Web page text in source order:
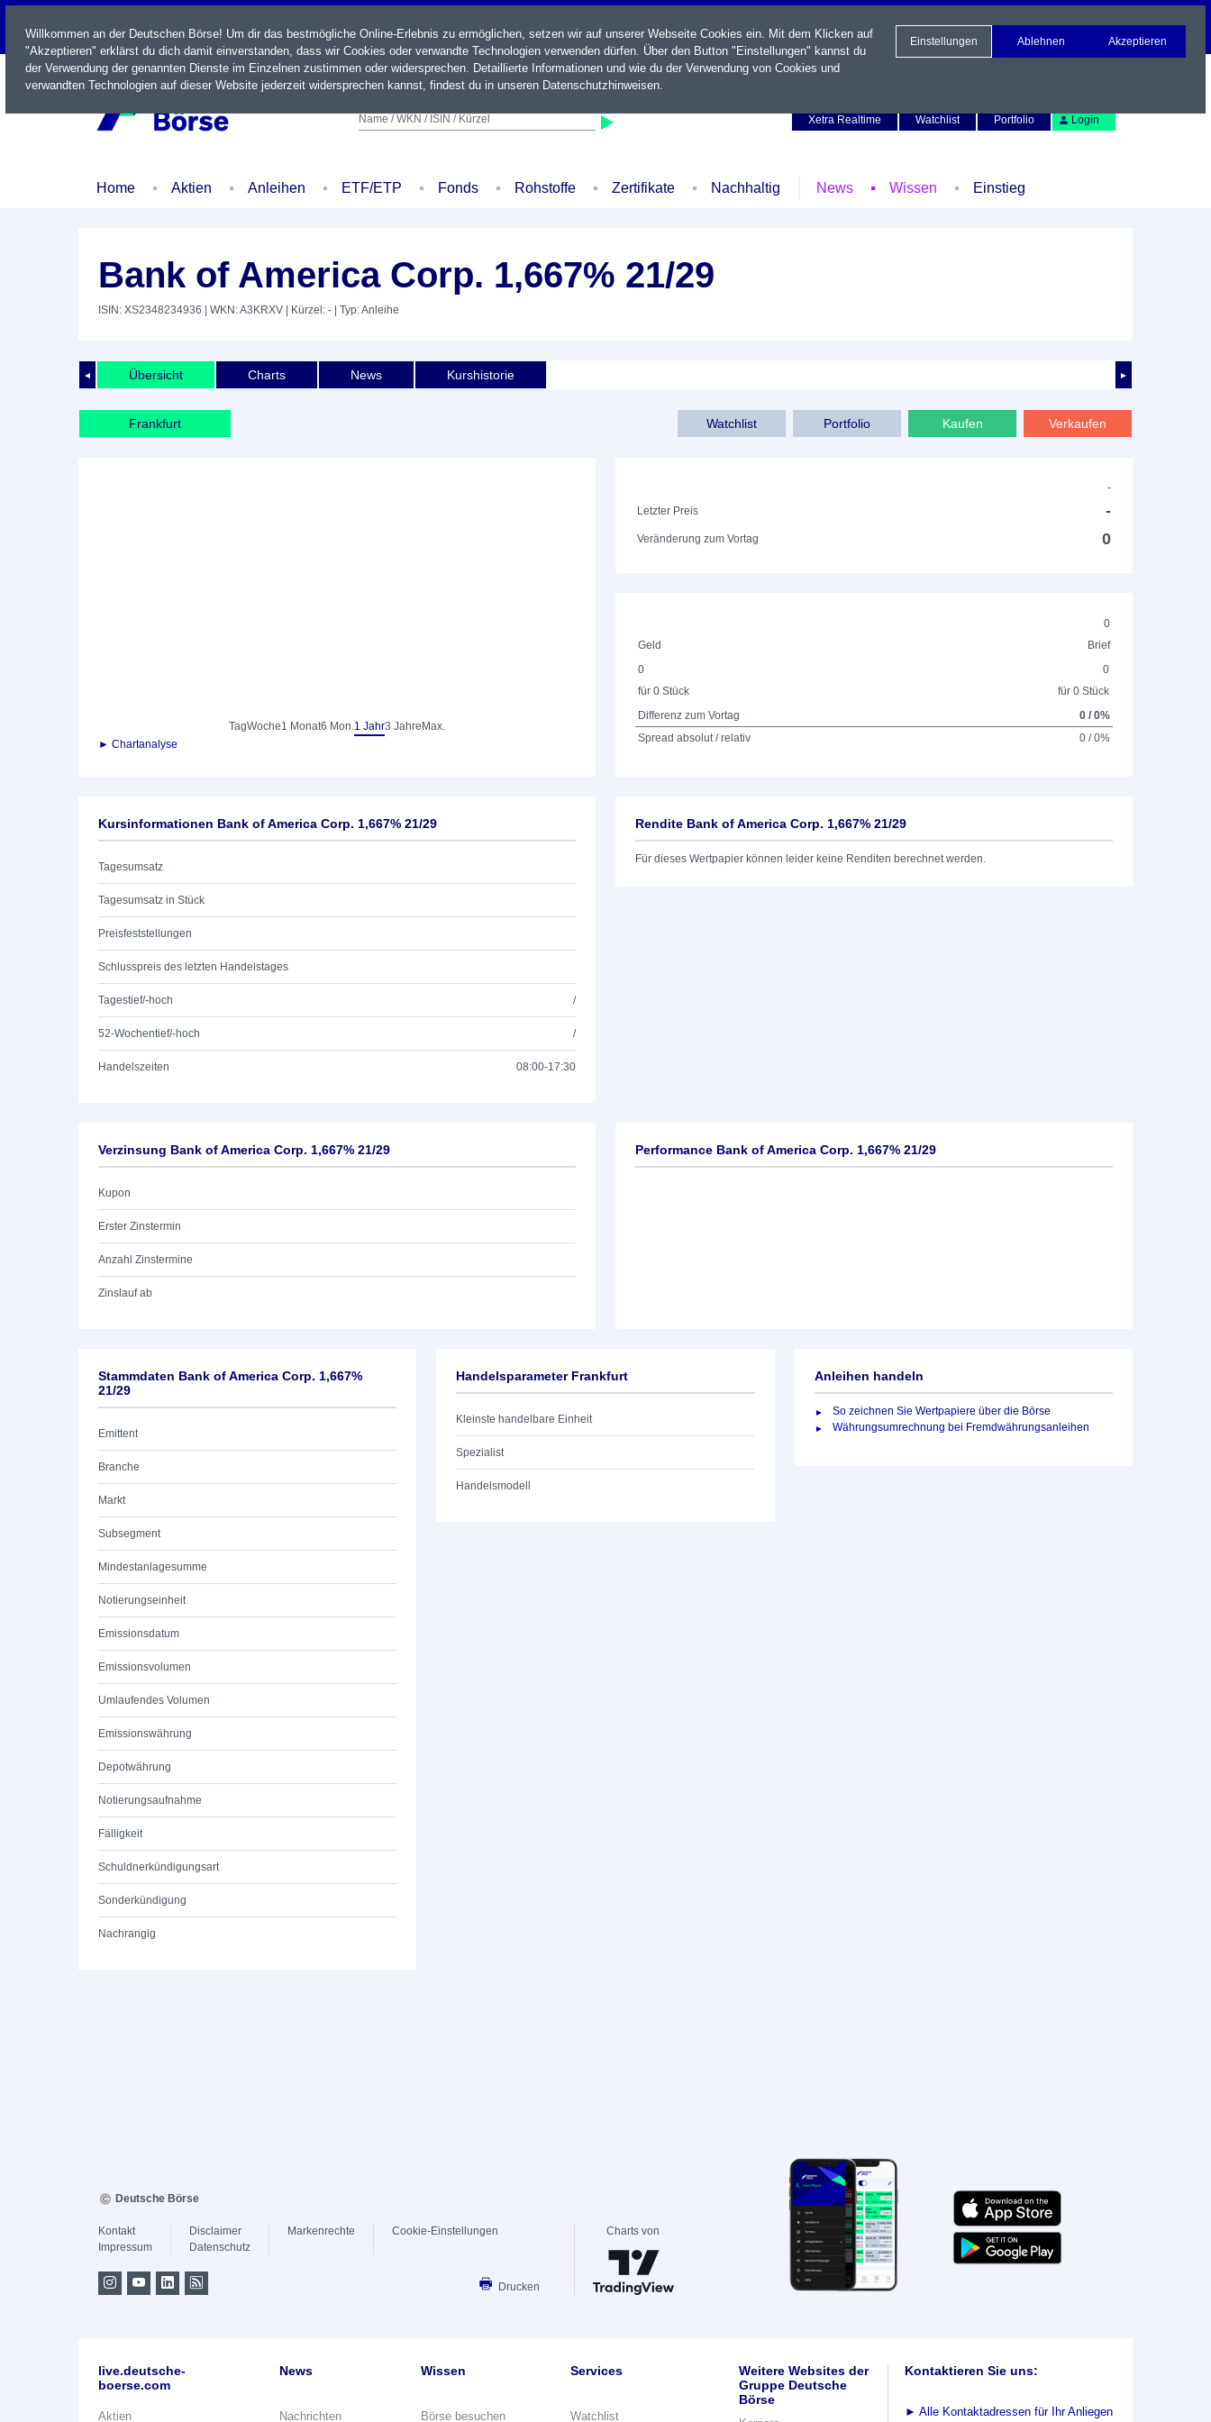
LIVE
Name / WKN / ISIN / Kürzel
Xetra Realtime
Watchlist Portfolio Login
Home Aktien Anleihen ETF/ETP Fonds Rohstoffe Zertifikate Nachhaltig News Wissen Einstieg
Bank of America Corp. 1,667% 21/29
ISIN: XS2348234936 | WKN: A3KRXV | Kürzel: - | Typ: Anleihe
◄ ►
Übersicht Charts News Kurshistorie
Frankfurt Verkaufen
Kaufen
Portfolio
Watchlist
TagWoche1 Monat6 Mon.1 Jahr3 Jahre Max.
► Chartanalyse
-
Letzter Preis
-
Veränderung zum Vortag 0
0
Geld
Brief
0
für 0 Stück
0
für 0 Stück
Differenz zum Vortag
0 / 0%
Spread absolut / relativ
0 / 0%
Kursinformationen Bank of America Corp. 1,667% 21/29
Tagesumsatz
Tagesumsatz in Stück
Preisfeststellungen
Schlusspreis des letzten Handelstages
Tagestief/-hoch /
52-Wochentief/-hoch /
Handelszeiten 08:00-17:30
Rendite Bank of America Corp. 1,667% 21/29
Für dieses Wertpapier können leider keine Renditen berechnet werden.
Verzinsung Bank of America Corp. 1,667% 21/29
Kupon
Erster Zinstermin
Anzahl Zinstermine
Zinslauf ab
Performance Bank of America Corp. 1,667% 21/29
Stammdaten Bank of America Corp. 1,667%
21/29
Emittent
Branche
Markt
Subsegment
Mindestanlagesumme
Notierungseinheit
Emissionsdatum
Emissionsvolumen
Umlaufendes Volumen
Emissionswährung
Depotwährung
Notierungsaufnahme
Fälligkeit
Schuldnerkündigungsart
Sonderkündigung
Nachrangig
Handelsparameter Frankfurt
Kleinste handelbare Einheit
Spezialist
Handelsmodell
Anleihen handeln
So zeichnen Sie Wertpapiere über die Börse
Währungsumrechnung bei Fremdwährungsanleihen
Willkommen an der Deutschen Börse! Um dir das bestmögliche Online-Erlebnis zu ermöglichen, setzen wir auf unserer Webseite Cookies ein. Mit dem Klicken auf
"Akzeptieren" erklärst du dich damit einverstanden, dass wir Cookies oder verwandte Technologien verwenden dürfen. Über den Button "Einstellungen" kannst du
der Verwendung der genannten Dienste im Einzelnen zustimmen oder widersprechen. Detaillierte Informationen und wie du der Verwendung von Cookies und
verwandten Technologien auf dieser Website jederzeit widersprechen kannst, findest du in unseren Datenschutzhinweisen.
Einstellungen Ablehnen Akzeptieren
Deutsche Börse
Kontakt
Impressum
Disclaimer
Datenschutz
Markenrechte Cookie-Einstellungen
Drucken
Charts von
live.deutsche-
boerse.com
Aktien
News
Nachrichten
Wissen
Börse besuchen
Services
Watchlist
Weitere Websites der
Gruppe Deutsche
Börse
Kontaktieren Sie uns:
► Alle Kontaktadressen für Ihr Anliegen